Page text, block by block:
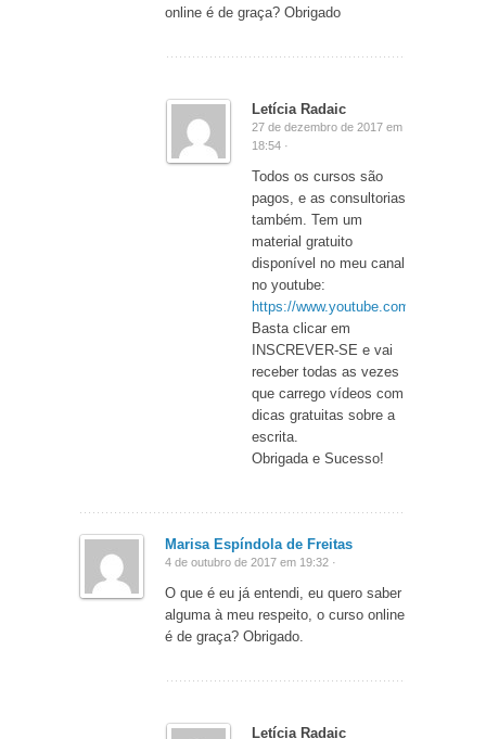
online é de graça? Obrigado
Letícia Radaic
27 de dezembro de 2017 em
18:54 ·
Todos os cursos são
pagos, e as consultorias
também. Tem um
material gratuito
disponível no meu canal
no youtube:
https://www.youtube.com/leleradaic
Basta clicar em
INSCREVER-SE e vai
receber todas as vezes
que carrego vídeos com
dicas gratuitas sobre a
escrita.
Obrigada e Sucesso!
Marisa Espíndola de Freitas
4 de outubro de 2017 em 19:32 ·
O que é eu já entendi, eu quero saber
alguma à meu respeito, o curso online
é de graça? Obrigado.
Letícia Radaic